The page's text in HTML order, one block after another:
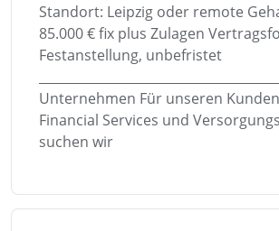
Standort: Leipzig oder remote
85.000 € fix plus Zulagen
Festanstellung, unbefristet
Unternehmen Für unseren
Financial Services und
suchen wir